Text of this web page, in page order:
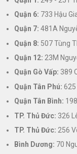
Quận 6: 733 Hậu
Quận 7: 481A
Quận 8: 507 Tùng
Quận 12: 23M
Quận Gò Vấp: 389
Quận Tân Phú: 625
Quận Tân Bình:
TP. Thủ Đức: 326
TP. Thủ Đức: 256
Bình Dương: 70